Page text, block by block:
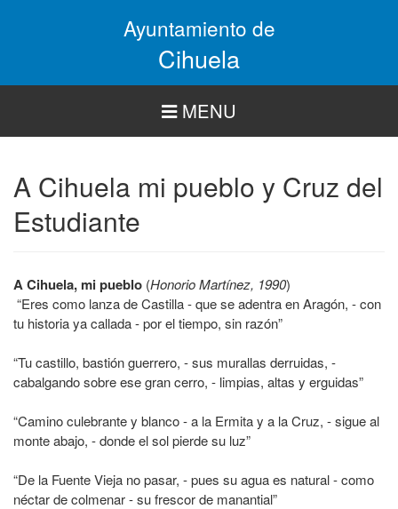
Ayuntamiento de
Cihuela
MENU
A Cihuela mi pueblo y Cruz del
Estudiante
A Cihuela, mi pueblo (Honorio Martínez, 1990)
“Eres como lanza de Castilla - que se adentra en Aragón, - con
tu historia ya callada - por el tiempo, sin razón”
“Tu castillo, bastión guerrero, - sus murallas derruidas, -
cabalgando sobre ese gran cerro, - limpias, altas y erguidas”
“Camino culebrante y blanco - a la Ermita y a la Cruz, - sigue al
monte abajo, - donde el sol pierde su luz”
“De la Fuente Vieja no pasar, - pues su agua es natural - como
néctar de colmenar - su frescor de manantial”